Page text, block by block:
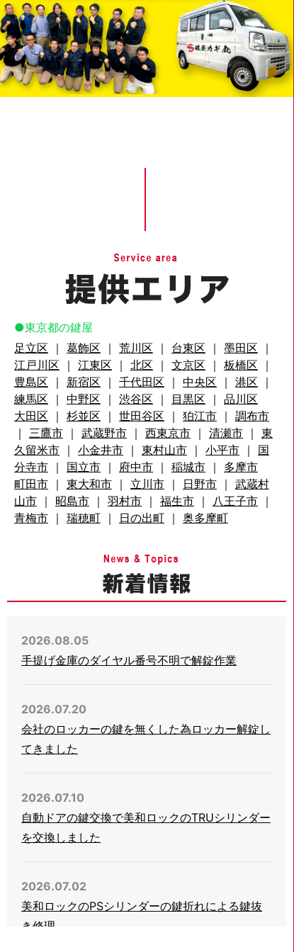
東京都の鍵屋
足立区 ｜ 葛飾区 ｜ 荒川区 ｜ 台東区 ｜ 墨田区 ｜
江戸川区 ｜ 江東区 ｜ 北区 ｜ 文京区 ｜ 板橋区 ｜
豊島区 ｜ 新宿区 ｜ 千代田区 ｜ 中央区 ｜ 港区 ｜
練馬区 ｜ 中野区 ｜ 渋谷区 ｜ 目黒区 ｜ 品川区
大田区 ｜ 杉並区 ｜ 世田谷区 ｜ 狛江市 ｜ 調布市
｜ 三鷹市 ｜ 武蔵野市 ｜ 西東京市 ｜ 清瀬市 ｜ 東
久留米市 ｜ 小金井市 ｜ 東村山市 ｜ 小平市 ｜ 国
分寺市 ｜ 国立市 ｜ 府中市 ｜ 稲城市 ｜ 多摩市
町田市 ｜ 東大和市 ｜ 立川市 ｜ 日野市 ｜ 武蔵村
山市 ｜ 昭島市 ｜ 羽村市 ｜ 福生市 ｜ 八王子市 ｜
青梅市 ｜ 瑞穂町 ｜ 日の出町 ｜ 奥多摩町
2026.08.05
手提げ金庫のダイヤル番号不明で解錠作業
2026.07.20
会社のロッカーの鍵を無くした為ロッカー解錠し
てきました
2026.07.10
自動ドアの鍵交換で美和ロックのTRUシリンダー
を交換しました
2026.07.02
美和ロックのPSシリンダーの鍵折れによる鍵抜
き修理